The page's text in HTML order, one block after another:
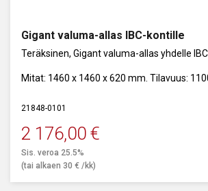
Gigant valuma-allas IBC-kontille
Teräksinen, Gigant valuma-allas yhdelle
Mitat: 1460 x 1460 x 620 mm. Tilavuus: 1100
21848-0101
2 176,00 €
Sis. veroa 25.5%
(tai alkaen 30 € /kk)